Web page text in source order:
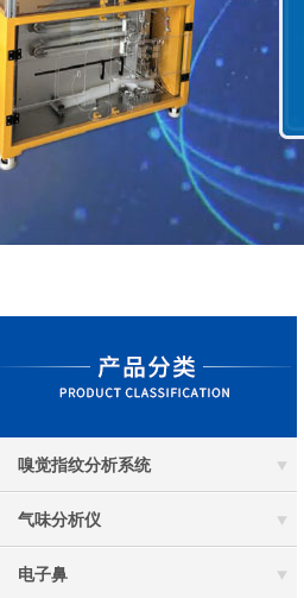
嗅觉指纹分析系统
气味分析仪
电子鼻